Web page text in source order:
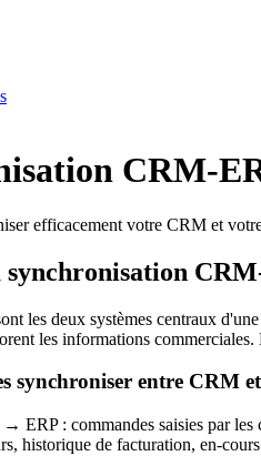
CRM-
efficacement votre CRM et
les deux systèmes centraux
les informations
synchroniser entre CRM
ERP : commandes saisies par
historique de facturation, en-